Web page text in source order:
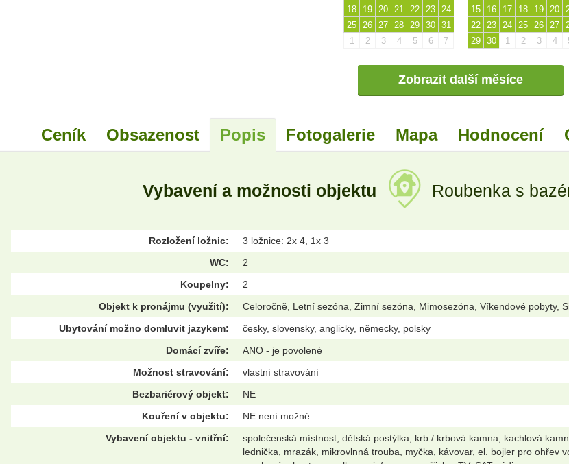
18
19 20 21 22 23 24
25 26 27 28 29 30 31
1
2 3 4 5 6 7
15
16 17 18 19 20
22 23 24 25 26 27
29 30 1 2 3 4
Zobrazit další měsíce
Ceník Obsazenost Popis Fotogalerie Mapa Hodnocení
Vybavení a možnosti objektu Roubenka s
Rozložení ložnic:
3 ložnice: 2x 4, 1x 3
WC:
2
Koupelny:
2
Objekt k pronájmu (využití):
Celoročně, Letní sezóna, Zimní sezóna, Mimosezóna, Víkendové pobyty,
Ubytování možno domluvit jazykem:
česky, slovensky, anglicky, německy, polsky
Domácí zvíře:
ANO - je povolené
Možnost stravování:
vlastní stravování
Bezbariérový objekt:
NE
Kouření v objektu:
NE není možné
Vybavení objektu - vnitřní:
společenská místnost, dětská postýlka, krb / krbová kamna, kachlová
lednička, mrazák, mikrovlnná trouba, myčka, kávovar, el. bojler pro ohřev